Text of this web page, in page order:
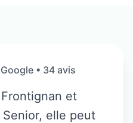
• 34 avis
Frontignan et
elle peut